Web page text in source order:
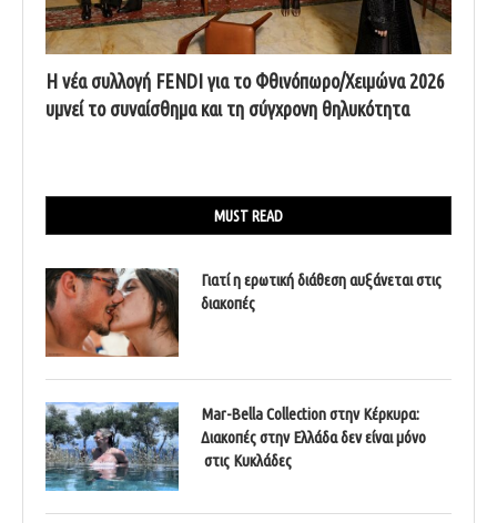
Η νέα συλλογή FENDI για το Φθινόπωρο/Χειμώνα 2026
υμνεί το συναίσθημα και τη σύγχρονη θηλυκότητα
MUST READ
Γιατί η ερωτική διάθεση αυξάνεται στις
διακοπές
Mar-Bella Collection στην Κέρκυρα:
Διακοπές στην Ελλάδα δεν είναι μόνο
στις Κυκλάδες